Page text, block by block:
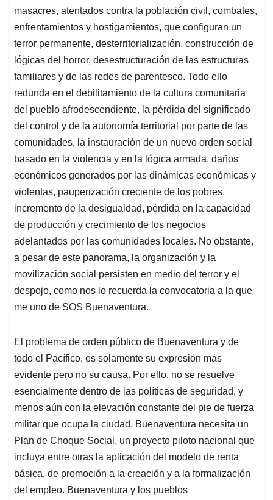
masacres, atentados contra la población civil, combates,
enfrentamientos y hostigamientos, que configuran un
terror permanente, desterritorialización, construcción de
lógicas del horror, desestructuración de las estructuras
familiares y de las redes de parentesco. Todo ello
redunda en el debilitamiento de la cultura comunitaria
del pueblo afrodescendiente, la pérdida del significado
del control y de la autonomía territorial por parte de las
comunidades, la instauración de un nuevo orden social
basado en la violencia y en la lógica armada, daños
económicos generados por las dinámicas económicas y
violentas, pauperización creciente de los pobres,
incremento de la desigualdad, pérdida en la capacidad
de producción y crecimiento de los negocios
adelantados por las comunidades locales. No obstante,
a pesar de este panorama, la organización y la
movilización social persisten en medio del terror y el
despojo, como nos lo recuerda la convocatoria a la que
me uno de SOS Buenaventura.
El problema de orden público de Buenaventura y de
todo el Pacífico, es solamente su expresión más
evidente pero no su causa. Por ello, no se resuelve
esencialmente dentro de las políticas de seguridad, y
menos aún con la elevación constante del pie de fuerza
militar que ocupa la ciudad. Buenaventura necesita un
Plan de Choque Social, un proyecto piloto nacional que
incluya entre otras la aplicación del modelo de renta
básica, de promoción a la creación y a la formalización
del empleo. Buenaventura y los pueblos